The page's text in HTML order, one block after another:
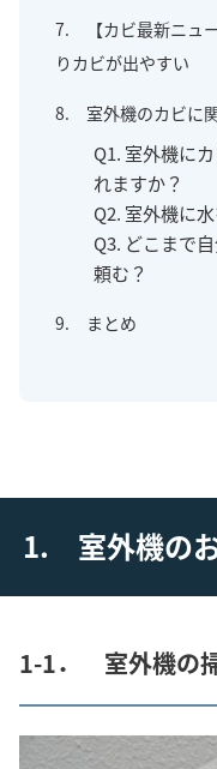
7. 【カビ最新ニュ
りカビが出やすい
8. 室外機のカビに
Q1. 室外機に
れますか？
Q2. 室外機に
Q3. どこまで
頼む？
9. まとめ
1. 室外機の
1-1． 室外機の